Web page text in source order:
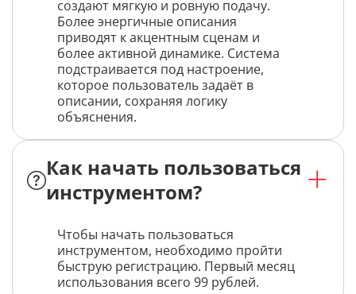
создают мягкую и ровную подачу.
Более энергичные описания
приводят к акцентным сценам и
более активной динамике. Система
подстраивается под настроение,
которое пользователь задаёт в
описании, сохраняя логику
объяснения.
Как начать пользоваться
инструментом?
Чтобы начать пользоваться
инструментом, необходимо пройти
быструю регистрацию. Первый месяц
использования всего 99 рублей.